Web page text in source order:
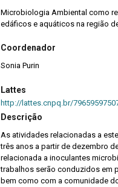
Microbiologia Ambiental como
edáficos e aquáticos na região
Coordenador
Sonia Purin
Lattes
http://lattes.cnpq.br/
Descrição
As atividades relacionadas a
três anos a partir de dezembro
relacionada a inoculantes
trabalhos serão conduzidos em
bem como com a comunidade